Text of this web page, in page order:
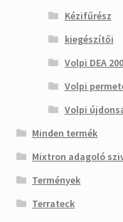
Kézifűrész
kiegészítői
Volpi DEA
Volpi
Volpi
Minden termék
Mixtron adagoló
Termények
Terrateck